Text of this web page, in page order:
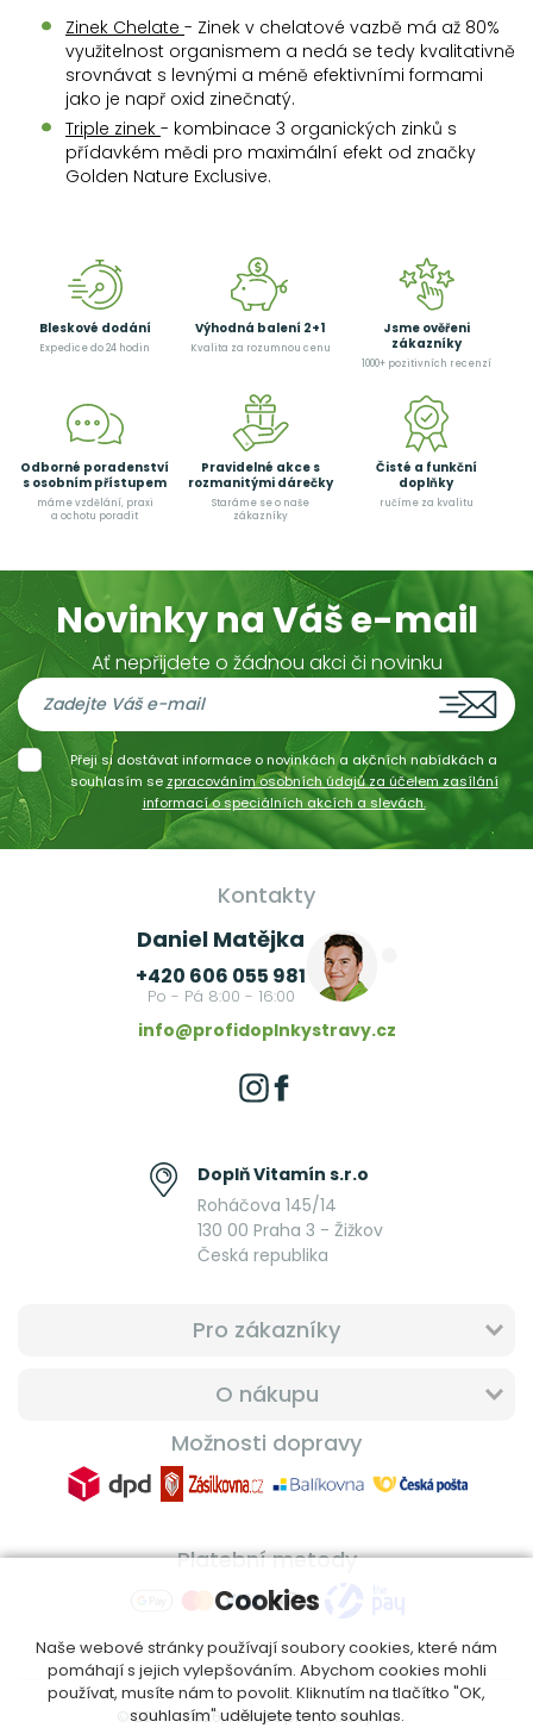
Zinek Chelate - Zinek v chelatové vazbě má až 80%
využitelnost organismem a nedá se tedy kvalitativně
srovnávat s levnými a méně efektivními formami
jako je např oxid zinečnatý.
Triple zinek - kombinace 3 organických zinků s
přídavkém mědi pro maximální efekt od značky
Golden Nature Exclusive.
Bleskové dodání
Expedice do 24 hodin
Výhodná balení 2+1
Kvalita za rozumnou cenu
Jsme ověřeni
zákazníky
1000+ pozitivních recenzí
Odborné poradenství
s osobním přístupem
máme vzdělání, praxi
a ochotu poradit
Pravidelné akce s
rozmanitými dárečky
Staráme se o naše
zákazníky
Čisté a funkční
doplňky
ručíme za kvalitu
Novinky na Váš e-mail
Ať nepřijdete o žádnou akci či novinku
Přeji si dostávat informace o novinkách a akčních nabídkách a
souhlasím se zpracováním osobních údajů za účelem zasílání
informací o speciálních akcích a slevách.
Kontakty
Daniel Matějka
+420 606 055 981
Po - Pá 8:00 - 16:00
info@profidoplnkystravy.cz
Doplň Vitamín s.r.o
Roháčova 145/14
130 00 Praha 3 - Žižkov
Česká republika
Pro zákazníky
O nákupu
Možnosti dopravy
Platební metody
© 2014 - 2026, ProfiDoplnkyStravy.cz
Cookies
Naše webové stránky používají soubory cookies, které nám
pomáhají s jejich vylepšováním. Abychom cookies mohli
používat, musíte nám to povolit. Kliknutím na tlačítko "OK,
souhlasím" udělujete tento souhlas.